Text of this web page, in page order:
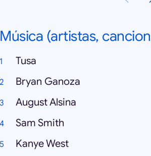
Música (artistas,
Tusa
Bryan Ganoza
August Alsina
Sam Smith
Kanye West